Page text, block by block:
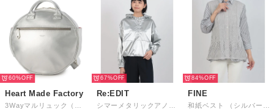
60%
Heart Made Factory
67%
Re:EDIT
84%
FINE